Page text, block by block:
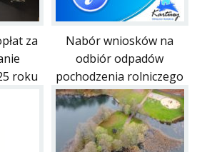
za
roku
Nabór wniosków na
odbiór odpadów
pochodzenia rolniczego